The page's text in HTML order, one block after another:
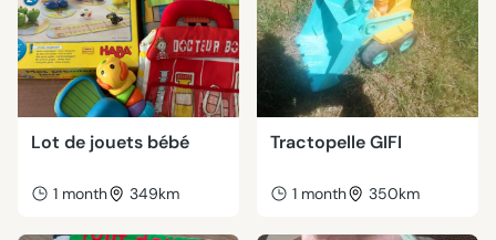
Lot de jouets bébé
1 month 349km
Tractopelle GIFI
1 month 350km